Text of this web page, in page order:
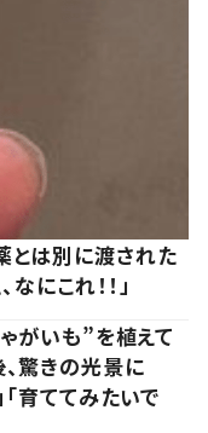
とは別に渡された
にこれ！！」
がいも”を植えて
驚きの光景に
「育ててみたいで